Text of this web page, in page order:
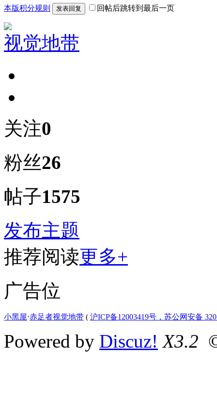
本版积分规则 发表回复 回帖后跳转到最后一页
视觉地带
关注0
粉丝26
帖子1575
发布主题
推荐阅读更多+
广告位
小黑屋⋅赤足者视觉地带 ( 沪ICP备12003419号，苏公网安备
Powered by Discuz! X3.2